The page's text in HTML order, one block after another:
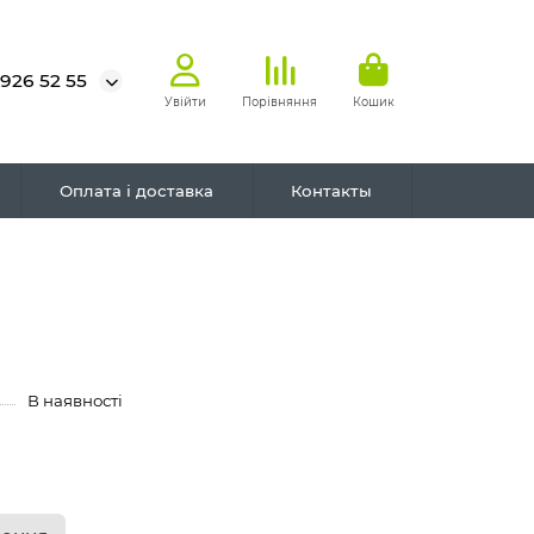
52 55
Увійти Порівняння Кошик
Оплата і доставка Контакты
В наявності